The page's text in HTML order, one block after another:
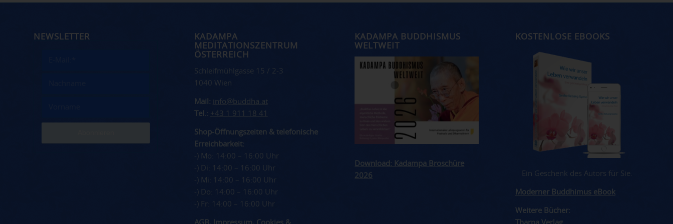
NEWSLETTER
KADAMPA
MEDITATIONSZENTRUM
ÖSTERREICH
Schleifmühlgasse 15 / 2-3
1040 Wien
Mail: info@buddha.at
Tel.: +43 1 911 18 41
Shop-Öffnungszeiten & telefonische
Erreichbarkeit:
-) Mo: 14:00 – 16:00 Uhr
-) Di: 14:00 – 16:00 Uhr
-) Mi: 14:00 – 16:00 Uhr
-) Do: 14:00 – 16:00 Uhr
-) Fr: 14:00 – 16:00 Uhr
KADAMPA BUDDHISMUS
WELTWEIT
Download: Kadampa Broschüre
2026
KOSTENLOSE EBOOKS
Ein Geschenk des Autors für Sie.
Moderner Buddhimus eBook
Weitere Bücher: